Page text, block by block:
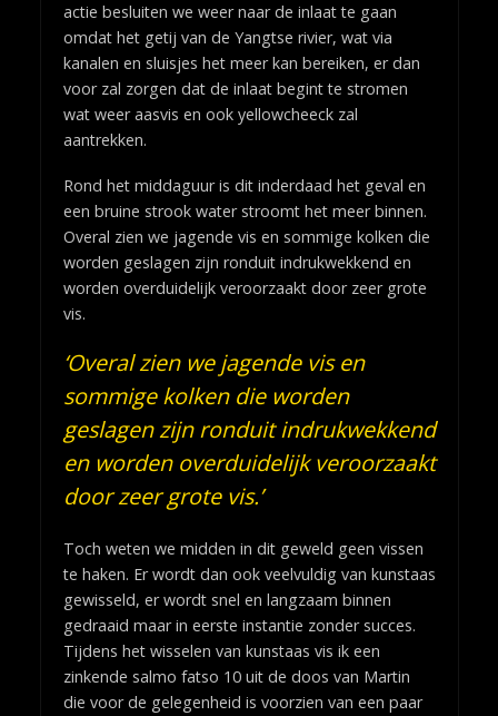
actie besluiten we weer naar de inlaat te gaan
omdat het getij van de Yangtse rivier, wat via
kanalen en sluisjes het meer kan bereiken, er dan
voor zal zorgen dat de inlaat begint te stromen
wat weer aasvis en ook yellowcheeck zal
aantrekken.
Rond het middaguur is dit inderdaad het geval en
een bruine strook water stroomt het meer binnen.
Overal zien we jagende vis en sommige kolken die
worden geslagen zijn ronduit indrukwekkend en
worden overduidelijk veroorzaakt door zeer grote
vis.
‘Overal zien we jagende vis en
sommige kolken die worden
geslagen zijn ronduit indrukwekkend
en worden overduidelijk veroorzaakt
door zeer grote vis.’
Toch weten we midden in dit geweld geen vissen
te haken. Er wordt dan ook veelvuldig van kunstaas
gewisseld, er wordt snel en langzaam binnen
gedraaid maar in eerste instantie zonder succes.
Tijdens het wisselen van kunstaas vis ik een
zinkende salmo fatso 10 uit de doos van Martin
die voor de gelegenheid is voorzien van een paar